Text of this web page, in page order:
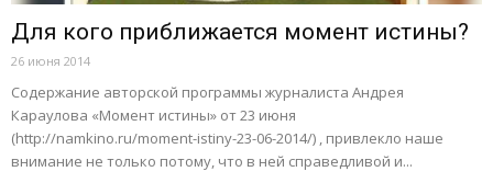
Для кого приближается момент истины?
26 июня 2014
Содержание авторской программы журналиста Андрея
Караулова «Момент истины» от 23 июня
(http://namkino.ru/moment-istiny-23-06-2014/) , привлекло наше
внимание не только потому, что в ней справедливой и...